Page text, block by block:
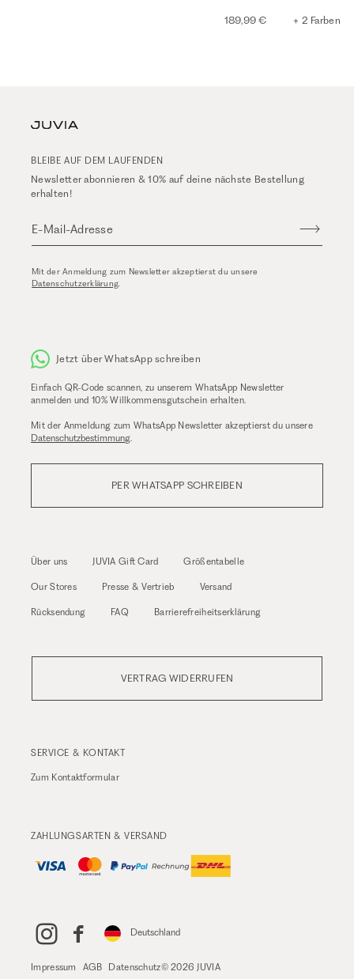
189,99 € + 2 Farben
BLEIBE AUF DEM LAUFENDEN
Newsletter abonnieren & 10% auf deine nächste Bestellung
erhalten!
E-Mail-Adresse
Mit der Anmeldung zum Newsletter akzeptierst du unsere
Datenschutzerklärung
Jetzt über WhatsApp schreiben
Einfach QR-Code scannen, zu unserem WhatsApp Newsletter
anmelden und 10% Willkommensgutschein erhalten.
Mit der Anmeldung zum WhatsApp Newsletter akzeptierst du unsere
Datenschutzbestimmung
PER WHATSAPP SCHREIBEN
Über uns JUVIA Gift Card Größentabelle
Our Stores Presse & Vertrieb Versand
Rücksendung FAQ Barrierefreiheitserklärung
VERTRAG WIDERRUFEN
SERVICE & KONTAKT
Zum Kontaktformular
ZAHLUNGSARTEN & VERSAND
Deutschland
Impressum AGB Datenschutz© 2026 JUVIA